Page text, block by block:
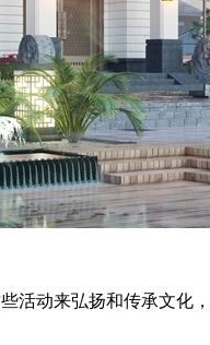
动来弘扬和传承文化，